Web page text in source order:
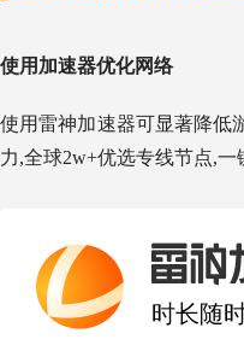
使用加速器优化网络
使用雷神加速器可显著降低
力,全球2w+优选专线节点,
雷神
时长随